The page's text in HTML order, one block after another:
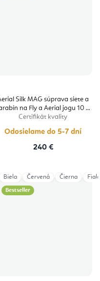
Silk MAG súprava siete a
na Fly a Aerial jogu 10 m
Certifikát kvality
Odosielame do 5-7 dní
240 €
Šedá Tmavomodrá
Bestseller
Biela Červená Čierna